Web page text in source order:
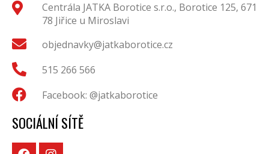
Centrála JATKA Borotice s.r.o., Borotice 125, 671
78 Jiřice u Miroslavi
objednavky@jatkaborotice.cz
515 266 566
Facebook: @jatkaborotice
SOCIÁLNÍ SÍTĚ